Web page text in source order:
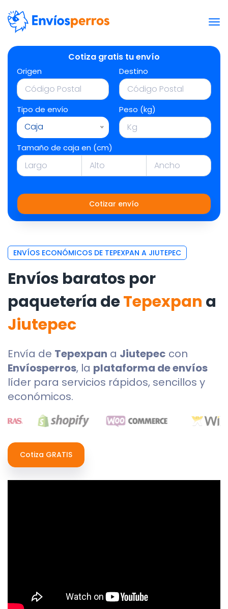
Cotiza gratis tu envío
Origen Destino
Tipo de envío
Caja
Peso (kg)
Tamaño de caja en (cm)
Cotizar envío
ENVÍOS ECONÓMICOS DE TEPEXPAN A JIUTEPEC
Envíos baratos por
paquetería deTepexpan a
Jiutepec
Envía de Tepexpan a Jiutepec con
Envíosperros, la plataforma de envíos
líder para servicios rápidos, sencillos y
económicos.
Cotiza GRATIS